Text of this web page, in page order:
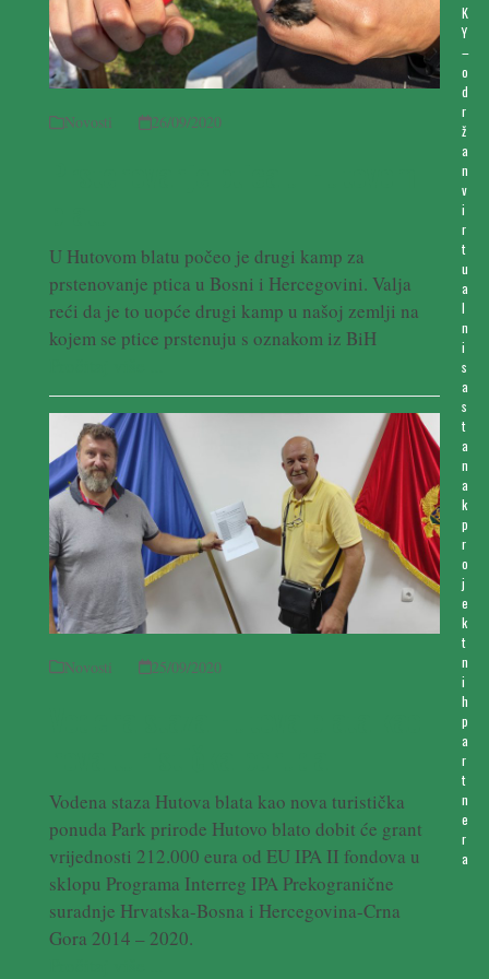
Novosti 26/09/2020
U Hutovom blatu počeo je drugi kamp za
prstenovanje ptica u Bosni i Hercegovini. Valja
reći da je to uopće drugi kamp u našoj zemlji na
kojem se ptice prstenuju s oznakom iz BiH
Novosti 25/09/2020
Vodena staza Hutova blata kao nova turistička
ponuda Park prirode Hutovo blato dobit će grant
vrijednosti 212.000 eura od EU IPA II fondova u
sklopu Programa Interreg IPA Prekogranične
suradnje Hrvatska-Bosna i Hercegovina-Crna
Gora 2014 – 2020.
K
Y
–
o
d
r
ž
a
n
v
i
r
t
u
a
l
n
i
s
a
s
t
a
n
a
k
p
r
o
j
e
k
t
n
i
h
p
a
r
t
n
e
r
a